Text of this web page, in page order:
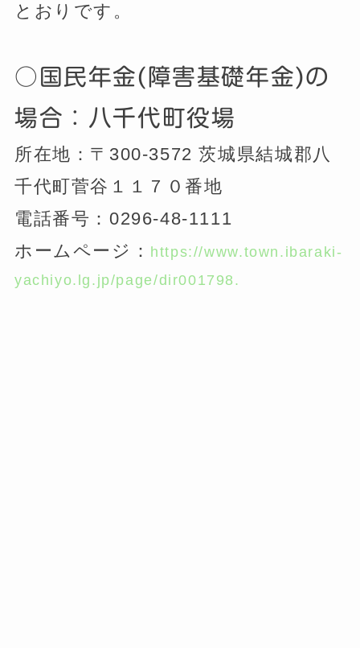
とおりです。
○国民年金(障害基礎年金)の
場合：八千代町役場
所在地：〒300-3572 茨城県結城郡八
千代町菅谷１１７０番地
電話番号：0296-48-1111
ホームページ：
https://www.town.ibaraki-
yachiyo.lg.jp/page/dir001798.